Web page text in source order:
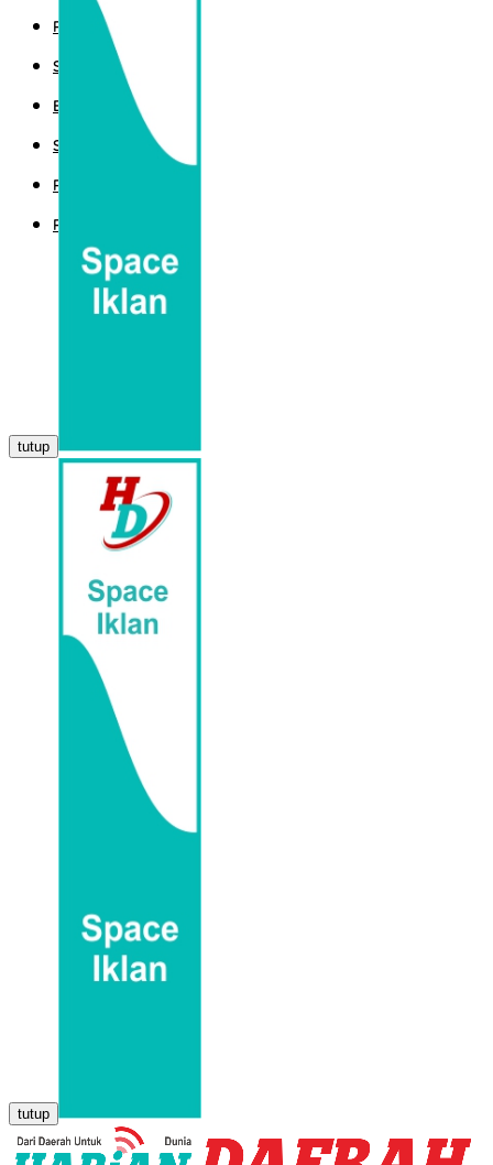
POLITIK
SPORT
EKBIS
SAINTEK
PEMERINTAHAN
PARLEMEN
tutup
tutup